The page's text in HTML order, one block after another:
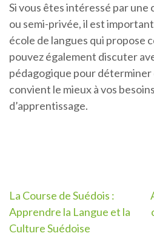
Si vous êtes intéressé par
ou semi-privée, il est
école de langues qui propose
pouvez également discuter
pédagogique pour déterminer
convient le mieux à vos
d’apprentissage.
Navigation
de
La Course de Suédois :
Apprendre la Langue et la
Culture Suédoise